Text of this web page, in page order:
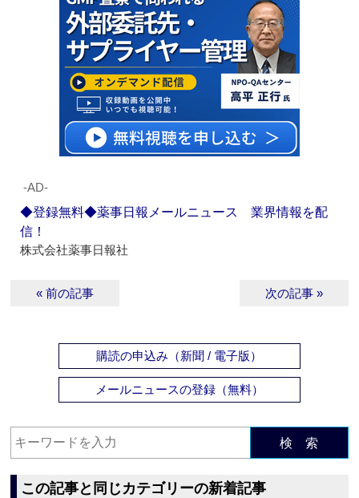
‐AD‐
◆登録無料◆薬事日報メールニュース 業界情報を配
信！
株式会社薬事日報社
« 前の記事 次の記事 »
購読の申込み（新聞 / 電子版）
メールニュースの登録（無料）
検 索
この記事と同じカテゴリーの新着記事